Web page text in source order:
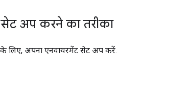
अप करने का तरीका
के लिए, अपना एनवायरमेंट सेट अप करें.